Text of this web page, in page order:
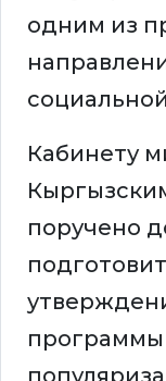
одним из
Кабинету
поручено
программы